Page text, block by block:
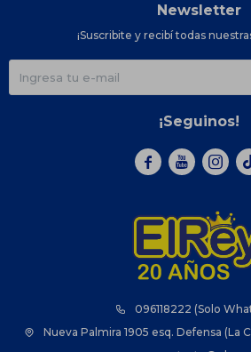
096118222 (Solo
Nueva Palmira 1905 esq. Defensa (La
Newsletter
¡Suscribite y recibí todas
¡Seguinos!
  